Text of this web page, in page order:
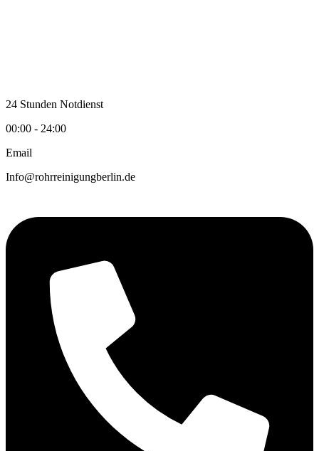
24 Stunden Notdienst
00:00 - 24:00
Email
Info@rohrreinigungberlin.de